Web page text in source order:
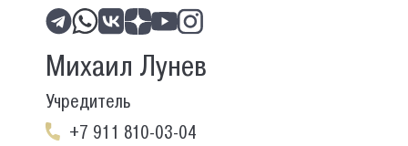
Михаил Лунев
Учредитель
+7 911 810-03-04